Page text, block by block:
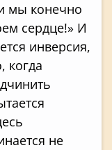
мы конечно
сердце!» И
инверсия,
когда
не